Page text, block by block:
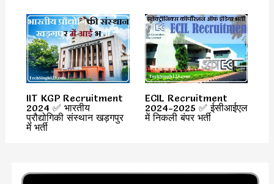
IIT KGP Recruitment
2024 ✅ भारतीय
प्रौद्योगिकी संस्थान खड़गपुर
में भर्ती
ECIL Recruitment
2024-2025 ✅ ईसीआईएल
में निकली बंपर भर्ती